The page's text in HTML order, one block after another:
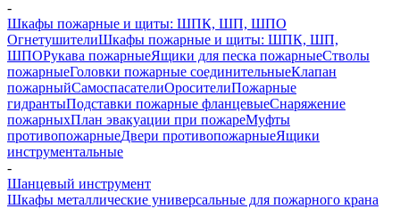
-
Шкафы пожарные и щиты: ШПК, ШП, ШПО
ОгнетушителиШкафы пожарные и щиты: ШПК, ШП,
ШПОРукава пожарныеЯщики для песка пожарныеСтволы
пожарныеГоловки пожарные соединительныеКлапан
пожарныйСамоспасателиОросителиПожарные
гидрантыПодставки пожарные фланцевыеСнаряжение
пожарныхПлан эвакуации при пожареМуфты
противопожарныеДвери противопожарныеЯщики
инструментальные
-
Шанцевый инструмент
Шкафы металлические универсальные для пожарного крана